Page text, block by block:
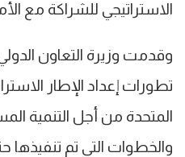
الاستراتيجي للشراكة مع
وقدمت وزيرة التعاون
تطورات إعداد الإطار
والخطوات التي تم تنفيذها